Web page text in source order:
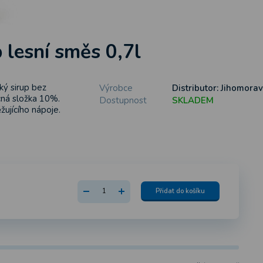
směs 0,7l
sirup bez
složka 10%.
nápoje.
Výrobce
Distributor:
Dostupnost
SKLADEM
Přidat do košíku